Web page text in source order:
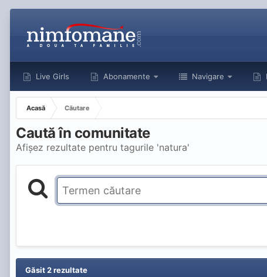
Live Girls Abonamente Navigare
Acasă Căutare
Caută în comunitate
Afișez rezultate pentru tagurile 'natura'
Găsit 2 rezultate